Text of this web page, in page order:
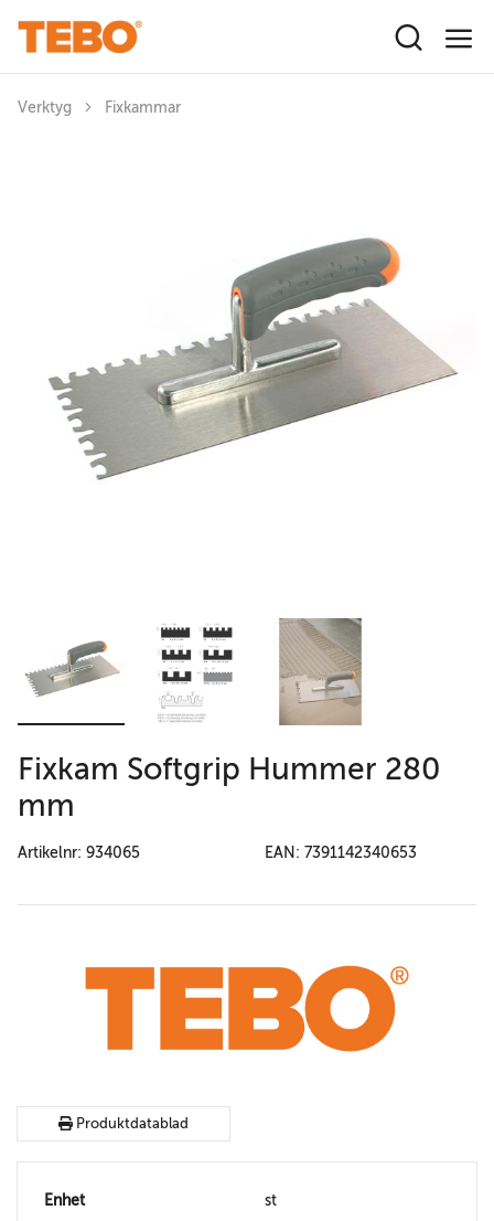
Verktyg Fixkammar
Fixkam Softgrip Hummer 280
mm
Artikelnr: 934065 EAN: 7391142340653
Produktdatablad
Enhet st